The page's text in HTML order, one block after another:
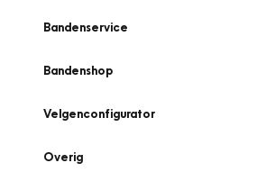
Bandenservice
Bandenshop
Velgenconfigurator
Overig